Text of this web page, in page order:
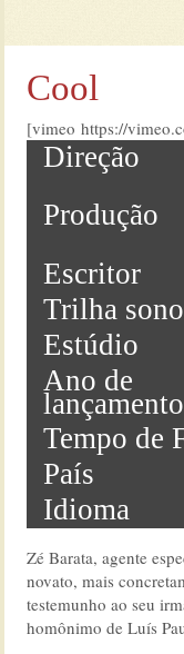
Cool
[vimeo https://
Direção
Produção
Escritor
Trilha
Estúdio
Ano de
lançamento
Tempo de
País
Idioma
Zé Barata, agente
novato, mais
testemunho ao seu
homônimo de Luís